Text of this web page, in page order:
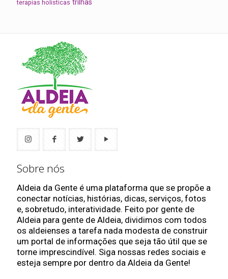
terapias holísticas trilhas
Sobre nós
Aldeia da Gente é uma plataforma que se propõe a
conectar notícias, histórias, dicas, serviços, fotos
e, sobretudo, interatividade. Feito por gente de
Aldeia para gente de Aldeia, dividimos com todos
os aldeienses a tarefa nada modesta de construir
um portal de informações que seja tão útil que se
torne imprescindível. Siga nossas redes sociais e
esteja sempre por dentro da Aldeia da Gente!